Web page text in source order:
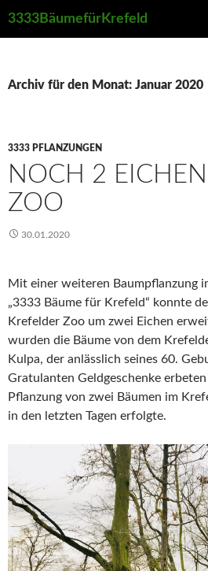
3333BäumefürKrefeld
Archiv für den Monat: Januar 2020
3333 PFLANZUNGEN
NOCH 2
ZOO
30.01.2020
Mit einer weiteren Baumpflanzung
„3333 Bäume für Krefeld“ konnte
Krefelder Zoo um zwei Eichen
wurden die Bäume von dem
Kulpa, der anlässlich seines 60.
Gratulanten Geldgeschenke
Pflanzung von zwei Bäumen im
in den letzten Tagen erfolgte.